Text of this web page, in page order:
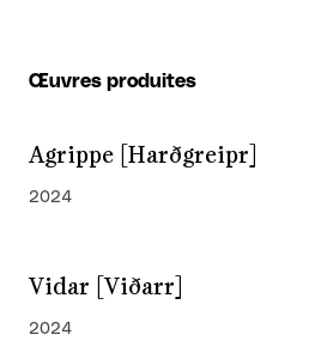
Œuvres produites
Agrippe [Harðgreipr]
2024
Vidar [Viðarr]
2024